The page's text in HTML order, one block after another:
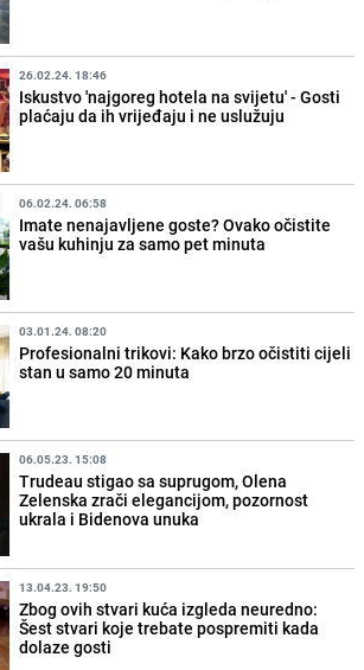
26.02.24. 18:46
Iskustvo 'najgoreg hotela na svijetu' - Gosti
plaćaju da ih vrijeđaju i ne uslužuju
06.02.24. 06:58
Imate nenajavljene goste? Ovako očistite
vašu kuhinju za samo pet minuta
03.01.24. 08:20
Profesionalni trikovi: Kako brzo očistiti cijeli
stan u samo 20 minuta
06.05.23. 15:08
Trudeau stigao sa suprugom, Olena
Zelenska zrači elegancijom, pozornost
ukrala i Bidenova unuka
13.04.23. 19:50
Zbog ovih stvari kuća izgleda neuredno:
Šest stvari koje trebate pospremiti kada
dolaze gosti